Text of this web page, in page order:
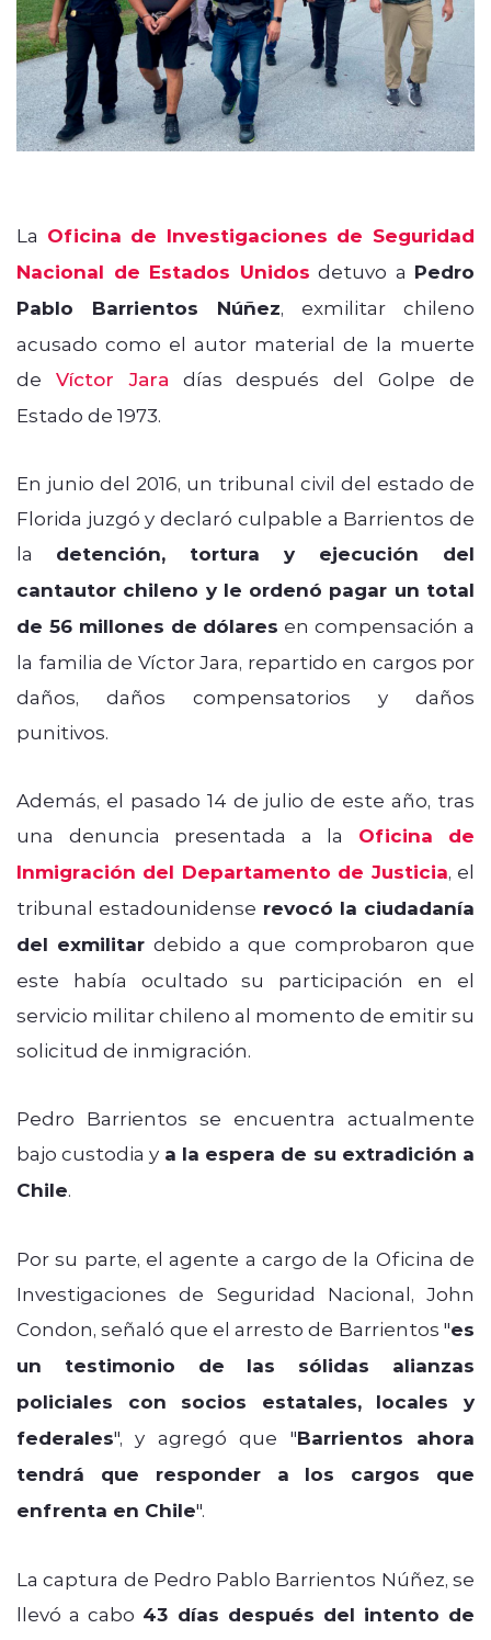
La Oficina de Investigaciones de Seguridad
Nacional de Estados Unidos detuvo a Pedro
Pablo Barrientos Núñez, exmilitar chileno
acusado como el autor material de la muerte
de Víctor Jara días después del Golpe de
Estado de 1973.
En junio del 2016, un tribunal civil del estado de
Florida juzgó y declaró culpable a Barrientos de
la detención, tortura y ejecución del
cantautor chileno y le ordenó pagar un total
de 56 millones de dólares en compensación a
la familia de Víctor Jara, repartido en cargos por
daños, daños compensatorios y daños
punitivos.
Además, el pasado 14 de julio de este año, tras
una denuncia presentada a la Oficina de
Inmigración del Departamento de Justicia, el
tribunal estadounidense revocó la ciudadanía
del exmilitar debido a que comprobaron que
este había ocultado su participación en el
servicio militar chileno al momento de emitir su
solicitud de inmigración.
Pedro Barrientos se encuentra actualmente
bajo custodia y a la espera de su extradición a
Chile.
Por su parte, el agente a cargo de la Oficina de
Investigaciones de Seguridad Nacional, John
Condon, señaló que el arresto de Barrientos "es
un testimonio de las sólidas alianzas
policiales con socios estatales, locales y
federales", y agregó que "Barrientos ahora
tendrá que responder a los cargos que
enfrenta en Chile".
La captura de Pedro Pablo Barrientos Núñez, se
llevó a cabo 43 días después del intento de